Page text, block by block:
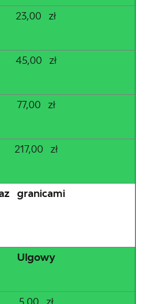
23,00 zł
45,00 zł
77,00 zł
217,00 zł
granicami
Ulgowy
5,00 zł